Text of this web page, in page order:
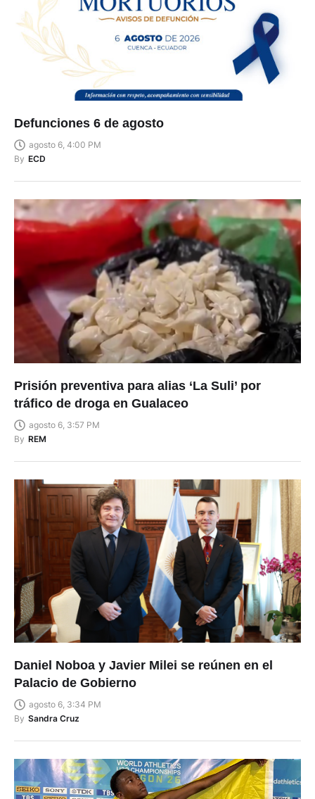
Defunciones 6 de agosto
agosto 6, 4:00 PM
By ECD
Prisión preventiva para alias ‘La Suli’ por
tráfico de droga en Gualaceo
agosto 6, 3:57 PM
By REM
Daniel Noboa y Javier Milei se reúnen en el
Palacio de Gobierno
agosto 6, 3:34 PM
By Sandra Cruz